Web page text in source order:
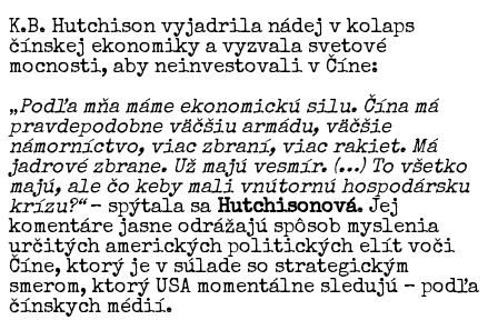
K.B. Hutchison vyjadrila nádej v kolaps
čínskej ekonomiky a vyzvala svetové
mocnosti, aby neinvestovali v Číne:
„Podľa mňa máme ekonomickú silu. Čína má
pravdepodobne väčšiu armádu, väčšie
námorníctvo, viac zbraní, viac rakiet. Má
jadrové zbrane. Už majú vesmír. (…) To všetko
majú, ale čo keby mali vnútornú hospodársku
krízu?“ – spýtala sa Hutchisonová. Jej
komentáre jasne odrážajú spôsob myslenia
určitých amerických politických elít voči
Číne, ktorý je v súlade so strategickým
smerom, ktorý USA momentálne sledujú – podľa
čínskych médií.